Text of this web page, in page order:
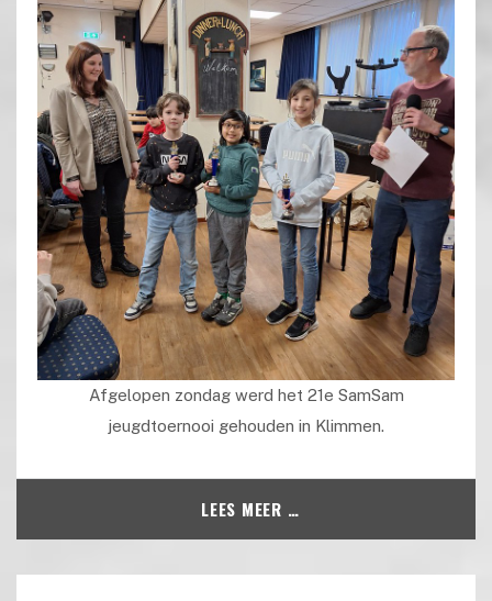
Afgelopen zondag werd het 21e SamSam
jeugdtoernooi gehouden in Klimmen.
LEES MEER …